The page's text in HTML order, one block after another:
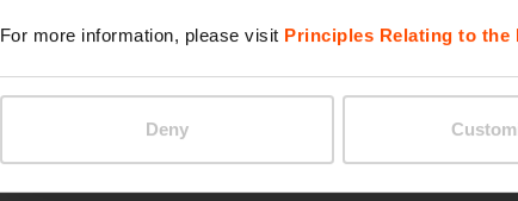
For more information, please visit Principles Relating to the
Deny